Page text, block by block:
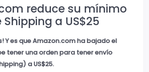
reduce su mínimo
Shipping a US$25
Y es que Amazon.com ha bajado el
tener una orden para tener envío
a US$25.